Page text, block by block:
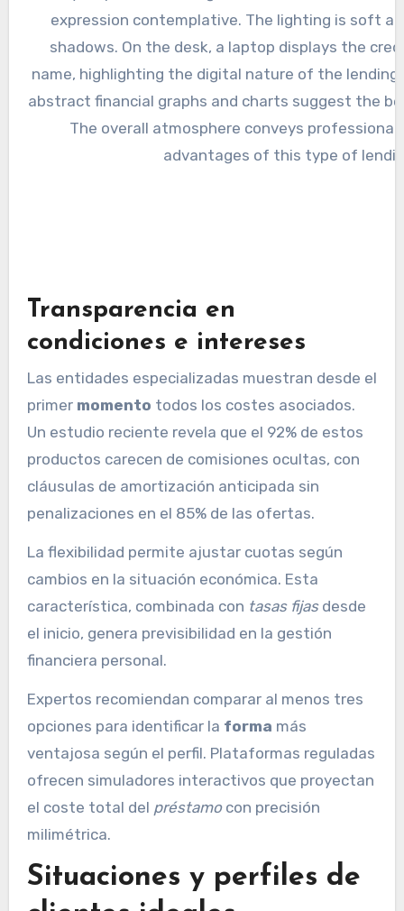
Transparencia en
condiciones e intereses
Las entidades especializadas muestran desde el
primer momento todos los costes asociados.
Un estudio reciente revela que el 92% de estos
productos carecen de comisiones ocultas, con
cláusulas de amortización anticipada sin
penalizaciones en el 85% de las ofertas.
La flexibilidad permite ajustar cuotas según
cambios en la situación económica. Esta
característica, combinada con tasas fijasdesde
el inicio, genera previsibilidad en la gestión
financiera personal.
Expertos recomiendan comparar al menos tres
opciones para identificar la forma más
ventajosa según el perfil. Plataformas reguladas
ofrecen simuladores interactivos que proyectan
el coste total del préstamocon precisión
milimétrica.
Situaciones y perfiles de